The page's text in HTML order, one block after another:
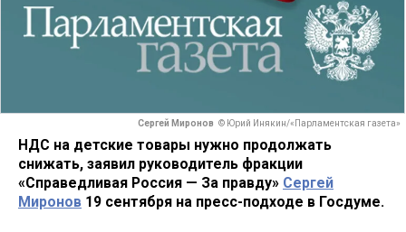
Сергей Миронов © Юрий Инякин/«Парламентская газета»
НДС на детские товары нужно продолжать
снижать, заявил руководитель фракции
«Справедливая Россия — За правду» Сергей
Миронов 19 сентября на пресс-подходе в Госдуме.